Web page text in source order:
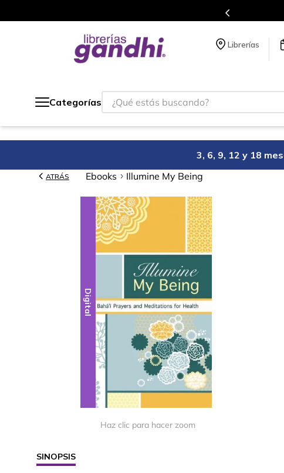
Librerías
Categorías
¿Qué estás buscando?
3, 6, 9, 12 y 18
ATRÁS Ebooks Illumine My Being
Digital
Haz clic para hacer zoom
SINOPSIS